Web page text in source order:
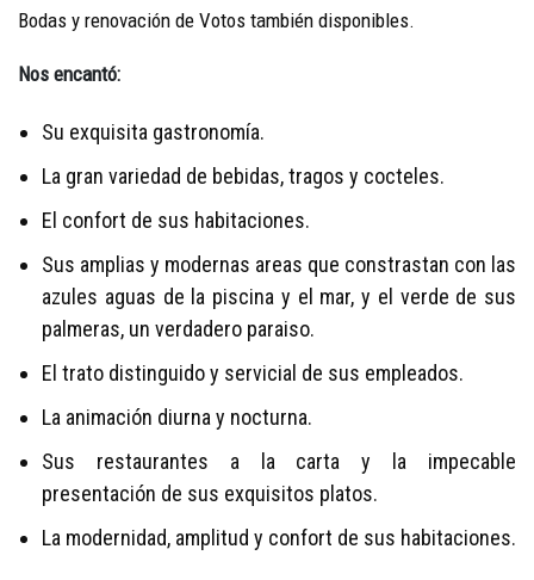
Bodas y renovación de Votos también disponibles.
Nos encantó:
Su exquisita gastronomía.
La gran variedad de bebidas, tragos y cocteles.
El confort de sus habitaciones.
Sus amplias y modernas areas que constrastan con las
azules aguas de la piscina y el mar, y el verde de sus
palmeras, un verdadero paraiso.
El trato distinguido y servicial de sus empleados.
La animación diurna y nocturna.
Sus restaurantes a la carta y la impecable
presentación de sus exquisitos platos.
La modernidad, amplitud y confort de sus habitaciones.